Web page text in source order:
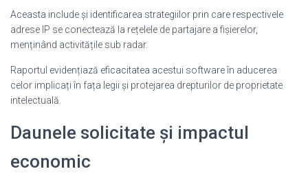
Aceasta include și identificarea strategiilor prin care respectivele
adrese IP se conectează la rețelele de partajare a fișierelor,
menținând activitățile sub radar.
Raportul evidențiază eficacitatea acestui software în aducerea
celor implicați în fața legii și protejarea drepturilor de proprietate
intelectuală.
Daunele solicitate și impactul
economic